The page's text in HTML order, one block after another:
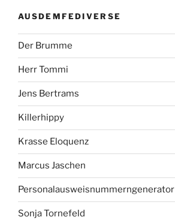
AUSDEMFEDIVERSE
Der Brumme
Herr Tommi
Jens Bertrams
Killerhippy
Krasse Eloquenz
Marcus Jaschen
Personalausweisnummerngenerator
Sonja Tornefeld